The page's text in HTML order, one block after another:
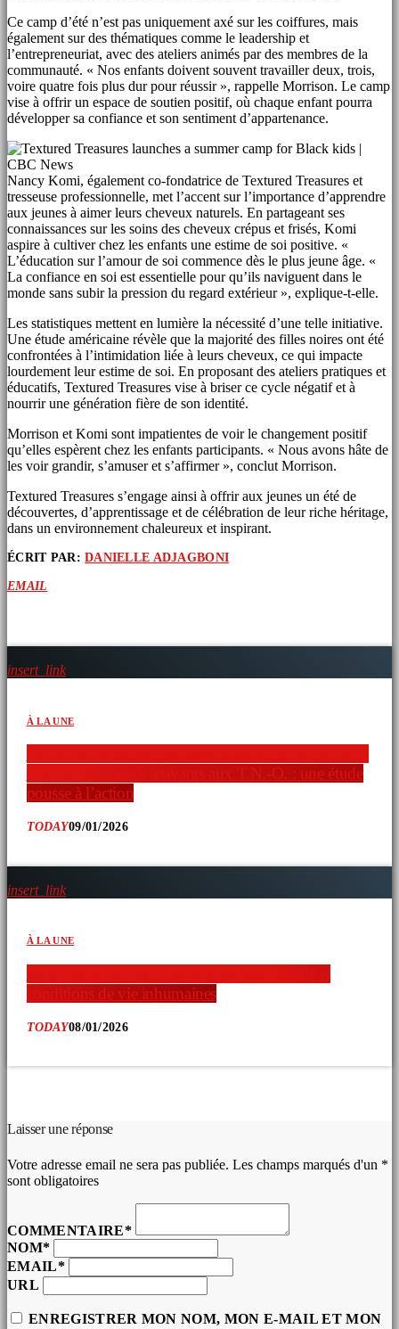
Ce camp d’été n’est pas uniquement axé sur les coiffures, mais
également sur des thématiques comme le leadership et
l’entrepreneuriat, avec des ateliers animés par des membres de la
communauté. « Nos enfants doivent souvent travailler deux, trois,
voire quatre fois plus dur pour réussir », rappelle Morrison. Le camp
vise à offrir un espace de soutien positif, où chaque enfant pourra
développer sa confiance et son sentiment d’appartenance.
Nancy Komi, également co-fondatrice de Textured Treasures et
tresseuse professionnelle, met l’accent sur l’importance d’apprendre
aux jeunes à aimer leurs cheveux naturels. En partageant ses
connaissances sur les soins des cheveux crépus et frisés, Komi
aspire à cultiver chez les enfants une estime de soi positive. «
L’éducation sur l’amour de soi commence dès le plus jeune âge. «
La confiance en soi est essentielle pour qu’ils naviguent dans le
monde sans subir la pression du regard extérieur », explique-t-elle.
Les statistiques mettent en lumière la nécessité d’une telle initiative.
Une étude américaine révèle que la majorité des filles noires ont été
confrontées à l’intimidation liée à leurs cheveux, ce qui impacte
lourdement leur estime de soi. En proposant des ateliers pratiques et
éducatifs, Textured Treasures vise à briser ce cycle négatif et à
nourrir une génération fière de son identité.
Morrison et Komi sont impatientes de voir le changement positif
qu’elles espèrent chez les enfants participants. « Nous avons hâte de
les voir grandir, s’amuser et s’affirmer », conclut Morrison.
Textured Treasures s’engage ainsi à offrir aux jeunes un été de
découvertes, d’apprentissage et de célébration de leur riche héritage,
dans un environnement chaleureux et inspirant.
ÉCRIT PAR:DANIELLE ADJAGBONI
EMAIL
insert_link
À LA UNE
chez les nouveaux arrivants aux T.N.-O. : une étude
pousse à l’action
TODAY09/01/2026
insert_link
À LA UNE
conditions de vie inhumaines
TODAY08/01/2026
Laisser une réponse
Votre adresse email ne sera pas publiée. Les champs marqués d'un *
sont obligatoires
COMMENTAIRE*
NOM*
EMAIL*
URL
ENREGISTRER MON NOM, MON E-MAIL ET MON